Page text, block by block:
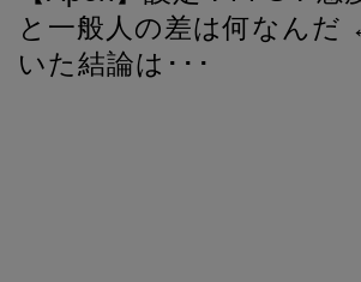
と一般人の差は何なんだ
いた結論は･･･